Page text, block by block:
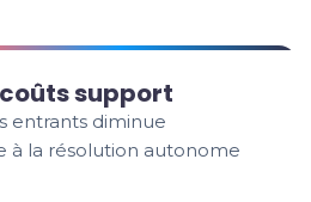
support
entrants diminue
à la résolution autonome